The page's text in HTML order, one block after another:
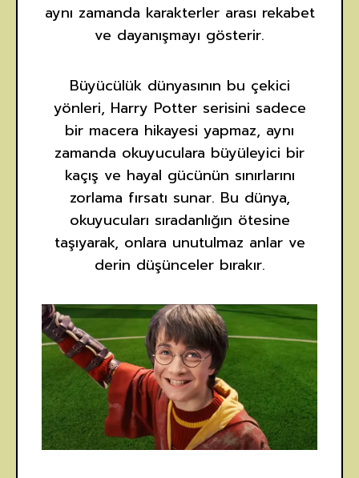
aynı zamanda karakterler arası rekabet
ve dayanışmayı gösterir.
Büyücülük dünyasının bu çekici
yönleri, Harry Potter serisini sadece
bir macera hikayesi yapmaz, aynı
zamanda okuyuculara büyüleyici bir
kaçış ve hayal gücünün sınırlarını
zorlama fırsatı sunar. Bu dünya,
okuyucuları sıradanlığın ötesine
taşıyarak, onlara unutulmaz anlar ve
derin düşünceler bırakır.